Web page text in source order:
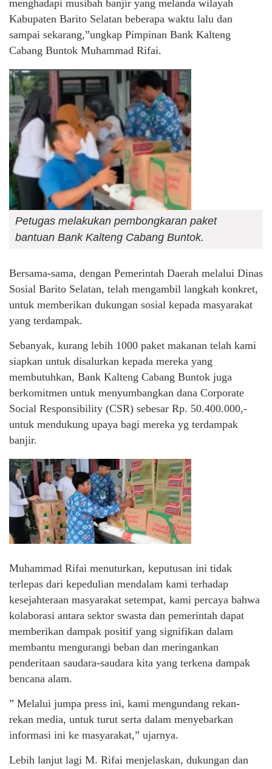
menghadapi musibah banjir yang melanda wilayah
Kabupaten Barito Selatan beberapa waktu lalu dan
sampai sekarang,”ungkap Pimpinan Bank Kalteng
Cabang Buntok Muhammad Rifai.
Petugas melakukan pembongkaran paket
bantuan Bank Kalteng Cabang Buntok.
Bersama-sama, dengan Pemerintah Daerah melalui Dinas
Sosial Barito Selatan, telah mengambil langkah konkret,
untuk memberikan dukungan sosial kepada masyarakat
yang terdampak.
Sebanyak, kurang lebih 1000 paket makanan telah kami
siapkan untuk disalurkan kepada mereka yang
membutuhkan, Bank Kalteng Cabang Buntok juga
berkomitmen untuk menyumbangkan dana Corporate
Social Responsibility (CSR) sebesar Rp. 50.400.000,-
untuk mendukung upaya bagi mereka yg terdampak
banjir.
Muhammad Rifai menuturkan, keputusan ini tidak
terlepas dari kepedulian mendalam kami terhadap
kesejahteraan masyarakat setempat, kami percaya bahwa
kolaborasi antara sektor swasta dan pemerintah dapat
memberikan dampak positif yang signifikan dalam
membantu mengurangi beban dan meringankan
penderitaan saudara-saudara kita yang terkena dampak
bencana alam.
” Melalui jumpa press ini, kami mengundang rekan-
rekan media, untuk turut serta dalam menyebarkan
informasi ini ke masyarakat,” ujarnya.
Lebih lanjut lagi M. Rifai menjelaskan, dukungan dan